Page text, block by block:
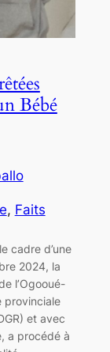
Bébé
, Faits
cadre d’une
2024, la
l’Ogooué-
provinciale
et avec
a procédé à